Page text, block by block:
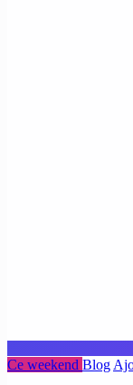
Ce weekend Blog